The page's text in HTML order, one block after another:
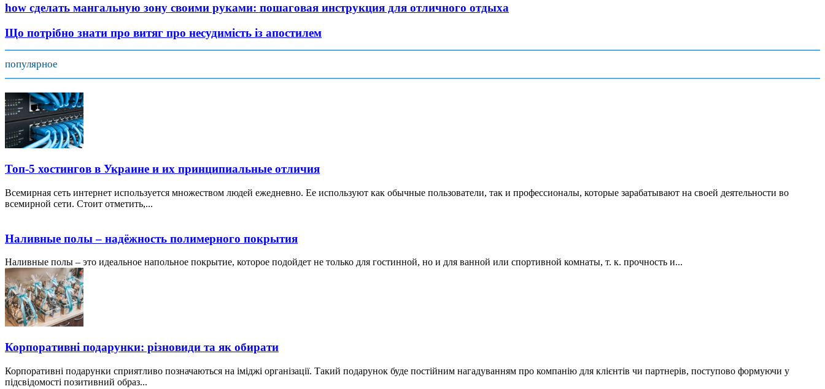
how сделать мангальную зону своими руками: пошаговая инструкция для отличного отдыха
Що потрібно знати про витяг про несудимість із апостилем
популярное
Топ-5 хостингов в Украине и их принципиальные отличия
Всемирная сеть интернет используется множеством людей ежедневно. Ее используют как обычные пользователи, так и профессионалы, которые зарабатывают на своей деятельности во
всемирной сети. Стоит отметить,...
Наливные полы – надёжность полимерного покрытия
Наливные полы – это идеальное напольное покрытие, которое подойдет не только для гостинной, но и для ванной или спортивной комнаты, т. к. прочность и...
Корпоративні подарунки: різновиди та як обирати
Корпоративні подарунки сприятливо позначаються на іміджі організації. Такий подарунок буде постійним нагадуванням про компанію для клієнтів чи партнерів, поступово формуючи у
підсвідомості позитивний образ...